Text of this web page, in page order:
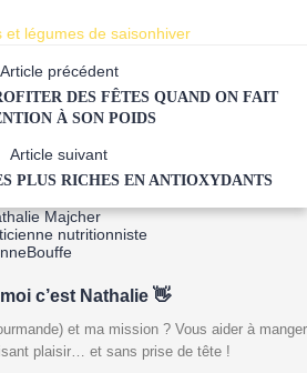
et légumes de saisonhiver
Article précédent
DES FÊTES QUAND ON FAIT
À SON POIDS
Article suivant
PLUS RICHES EN ANTIOXYDANTS
c’est Nathalie 👋
et ma mission ? Vous aider à manger
plaisir… et sans prise de tête !